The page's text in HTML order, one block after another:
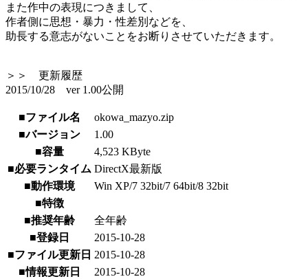
また作中の表現につきまして、
作者側に思想・暴力・性差別などを、
助長する意志がないことをお断りさせていただきます。
＞＞ 更新履歴
2015/10/28 ver 1.00公開
■ファイル名
okowa_mazyo.zip
■バージョン
1.00
■容量
4,523 KByte
■必要ランタイム DirectX最新版
■動作環境
Win XP/7 32bit/7 64bit/8 32bit
■特徴
■推奨年齢
全年齢
■登録日
2015-10-28
■ファイル更新日 2015-10-28
■情報更新日
2015-10-28